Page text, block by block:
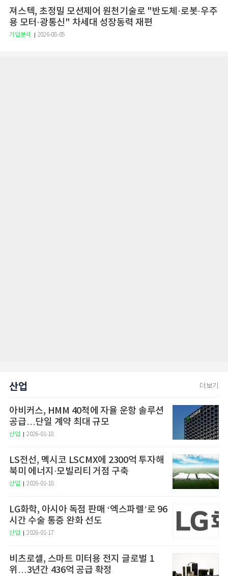
져스텍, 초정밀 모션제어 원천기술로 "반도체·로봇·우주
용 모터·광통신" 차세대 성장동력 재편
기업분석 2026-08-05
산업 더보기
아비커스, HMM 40척에 자율 운항 솔루션
공급…단일 계약 최대 규모
산업 2026-01-18
LS전선, 멕시코 LSCMX에 2300억 투자해
북미 에너지·모빌리티 거점 구축
산업 2026-01-18
LG화학, 아시아 독점 판매 ‘엑스파렐’로 96
시간 수술 통증 완화 선도
산업 2026-01-17
비츠로셀, 스마트 미터용 전지 글로벌 1
위…3년간 436억 공급 확정